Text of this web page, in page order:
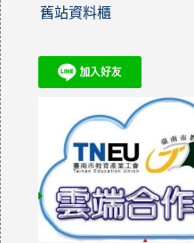
舊站資料櫃